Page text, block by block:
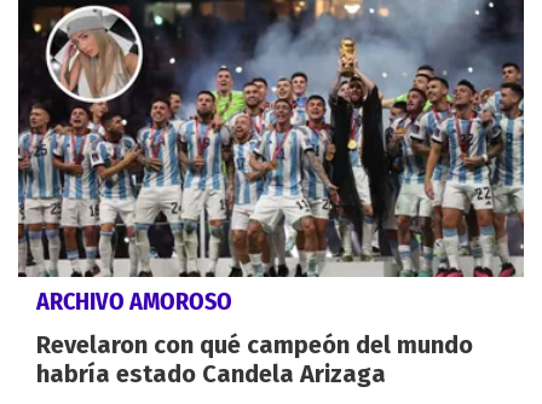
ARCHIVO AMOROSO
Revelaron con qué campeón del mundo
habría estado Candela Arizaga